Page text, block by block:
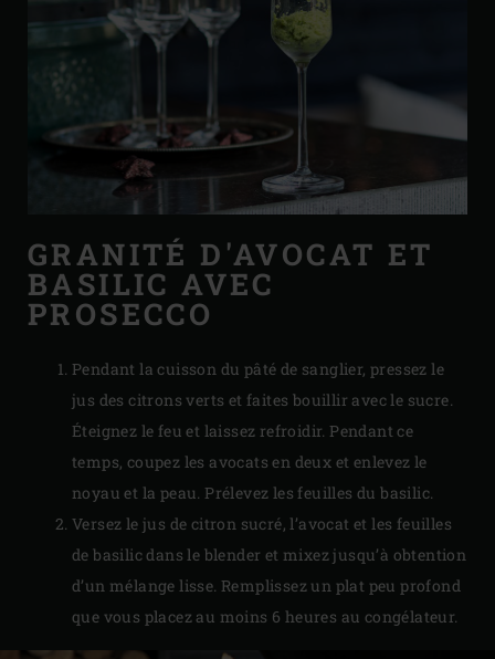
GRANITÉ D'AVOCAT ET
BASILIC AVEC
PROSECCO
Pendant la cuisson du pâté de sanglier, pressez le
jus des citrons verts et faites bouillir avec le sucre.
Éteignez le feu et laissez refroidir. Pendant ce
temps, coupez les avocats en deux et enlevez le
noyau et la peau. Prélevez les feuilles du basilic.
Versez le jus de citron sucré, l’avocat et les feuilles
de basilic dans le blender et mixez jusqu’à obtention
d’un mélange lisse. Remplissez un plat peu profond
que vous placez au moins 6 heures au congélateur.